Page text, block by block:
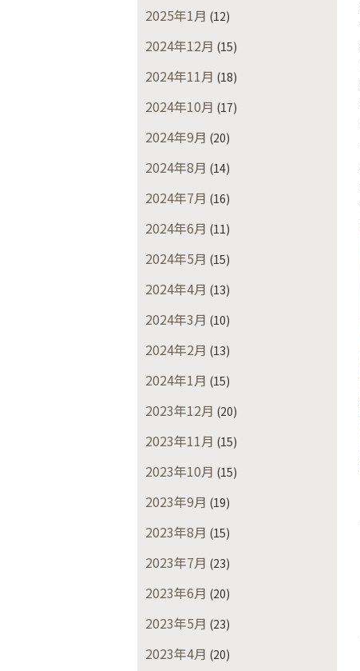
2025年1月 (12)
2024年12月 (15)
2024年11月 (18)
2024年10月 (17)
2024年9月 (20)
2024年8月 (14)
2024年7月 (16)
2024年6月 (11)
2024年5月 (15)
2024年4月 (13)
2024年3月 (10)
2024年2月 (13)
2024年1月 (15)
2023年12月 (20)
2023年11月 (15)
2023年10月 (15)
2023年9月 (19)
2023年8月 (15)
2023年7月 (23)
2023年6月 (20)
2023年5月 (23)
2023年4月 (20)